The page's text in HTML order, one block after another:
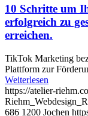
10 Schritte um
erfolgreich zu
erreichen.
TikTok Marketing
Plattform zur
Weiterlesen
https://atelier-
686 1200 Jochen